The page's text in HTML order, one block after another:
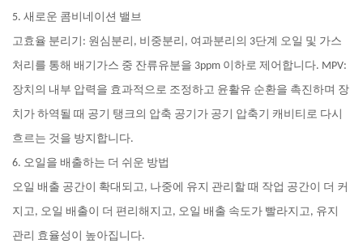
5. 새로운 콤비네이션 밸브
고효율 분리기: 원심분리, 비중분리, 여과분리의 3단계 오일 및 가스
처리를 통해 배기가스 중 잔류유분을 3ppm 이하로 제어합니다. MPV:
장치의 내부 압력을 효과적으로 조정하고 윤활유 순환을 촉진하며 장
치가 하역될 때 공기 탱크의 압축 공기가 공기 압축기 캐비티로 다시
흐르는 것을 방지합니다.
6. 오일을 배출하는 더 쉬운 방법
오일 배출 공간이 확대되고, 나중에 유지 관리할 때 작업 공간이 더 커
지고, 오일 배출이 더 편리해지고, 오일 배출 속도가 빨라지고, 유지
관리 효율성이 높아집니다.